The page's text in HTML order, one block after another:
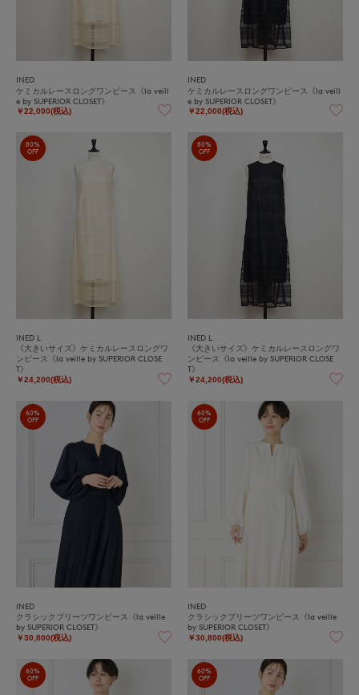
INED
ケミカルレースロングワンピース《la veill
e by SUPERIOR CLOSET》
￥22,000(税込)
INED
ケミカルレースロングワンピース《la veill
e by SUPERIOR CLOSET》
￥22,000(税込)
80%
OFF
INED L
《大きいサイズ》ケミカルレースロングワ
ンピース《la veille by SUPERIOR CLOSE
T》
￥24,200(税込)
80%
OFF
INED L
《大きいサイズ》ケミカルレースロングワ
ンピース《la veille by SUPERIOR CLOSE
T》
￥24,200(税込)
60%
OFF
INED
クラシックプリーツワンピース《la veille
by SUPERIOR CLOSET》
￥30,800(税込)
60%
OFF
INED
クラシックプリーツワンピース《la veille
by SUPERIOR CLOSET》
￥30,800(税込)
60%
OFF
60%
OFF